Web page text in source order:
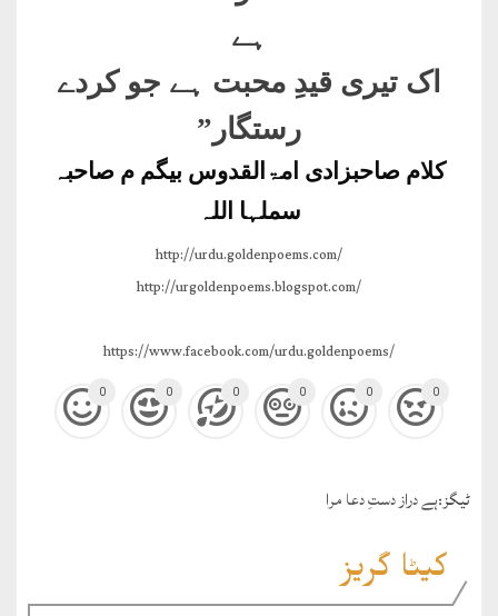
ہے
اک تیری قیدِ محبت ہے جو کردے
رستگار”
کلام صاحبزادی امۃالقدوس بیگم م صاحبہ
سملہا اللہ
http://urdu.goldenpoems.com/
http://urgoldenpoems.blogspot.com/
https://www.facebook.com/urdu.goldenpoems/
0 0 0 0 0 0
ٹيگز:ہے دراز دستِ دعا مرا
کیٹا گریز